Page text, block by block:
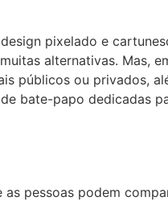
pixelado e
alternativas. Mas,
públicos ou privados,
bate-papo dedicadas
pessoas podem